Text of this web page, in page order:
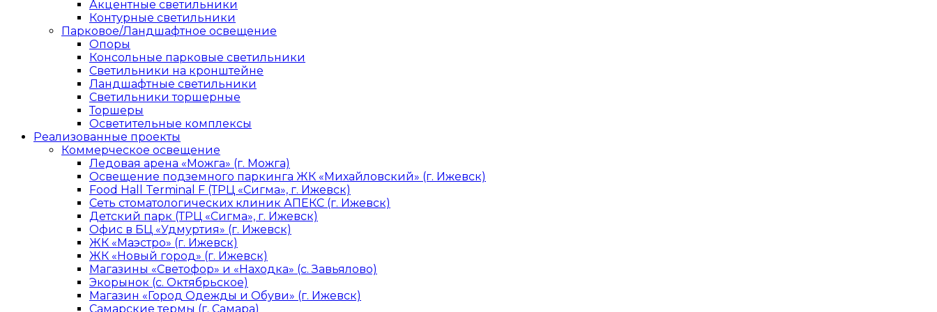
Акцентные светильники
Контурные светильники
Парковое/Ландшафтное освещение
Опоры
Консольные парковые светильники
Светильники на кронштейне
Ландшафтные светильники
Светильники торшерные
Торшеры
Осветительные комплексы
Реализованные проекты
Коммерческое освещение
Ледовая арена «Можга» (г. Можга)
Освещение подземного паркинга ЖК «Михайловский» (г. Ижевск)
Food Hall Terminal F (ТРЦ «Сигма», г. Ижевск)
Сеть стоматологических клиник АПЕКС (г. Ижевск)
Детский парк (ТРЦ «Сигма», г. Ижевск)
Офис в БЦ «Удмуртия» (г. Ижевск)
ЖК «Маэстро» (г. Ижевск)
ЖК «Новый город» (г. Ижевск)
Магазины «Светофор» и «Находка» (с. Завьялово)
Экорынок (с. Октябрьское)
Магазин «Город Одежды и Обуви» (г. Ижевск)
Самарские термы (г. Самара)